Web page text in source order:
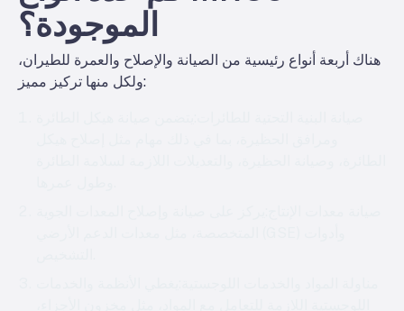
الموجودة؟
هناك أربعة أنواع رئيسية من الصيانة والإصلاح والعمرة للطيران،
ولكل منها تركيز مميز: